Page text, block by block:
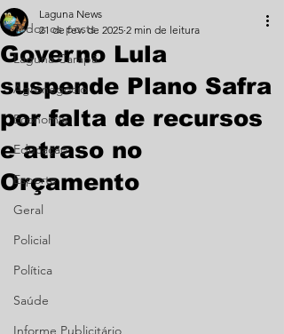
Todos os posts
Laguna Carapã
Agronegócio
Economia
Educação
Esporte
Geral
Policial
Política
Saúde
Informe Publicitário
Governo Lula
suspende Plano Safra
por falta de recursos
e atraso no
Orçamento
Laguna News
21 de fev. de 2025 2 min de leitura